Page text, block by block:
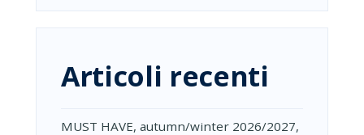
Articoli recenti
MUST HAVE, autumn/winter 2026/2027,